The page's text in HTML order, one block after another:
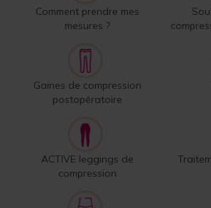
Comment prendre mes
mesures ?
Gaines de compression
postopératoire
ACTIVE leggings de
compression